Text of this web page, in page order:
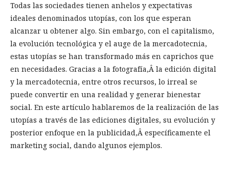
Todas las sociedades tienen anhelos y expectativas
ideales denominados utopías, con los que esperan
alcanzar u obtener algo. Sin embargo, con el capitalismo,
la evolución tecnológica y el auge de la mercadotecnia,
estas utopías se han transformado más en caprichos que
en necesidades. Gracias a la fotografía,Â la edición digital
y la mercadotecnia, entre otros recursos, lo irreal se
puede convertir en una realidad y generar bienestar
social. En este artículo hablaremos de la realización de las
utopías a través de las ediciones digitales, su evolución y
posterior enfoque en la publicidad,Â específicamente el
marketing social, dando algunos ejemplos.